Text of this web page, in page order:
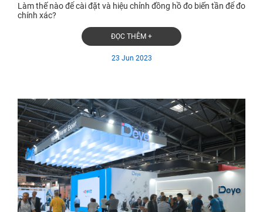
Làm thế nào để cài đặt và hiệu chỉnh đồng hồ đo biến tần để đo
chính xác?
ĐỌC THÊM +
23 Jun 2023